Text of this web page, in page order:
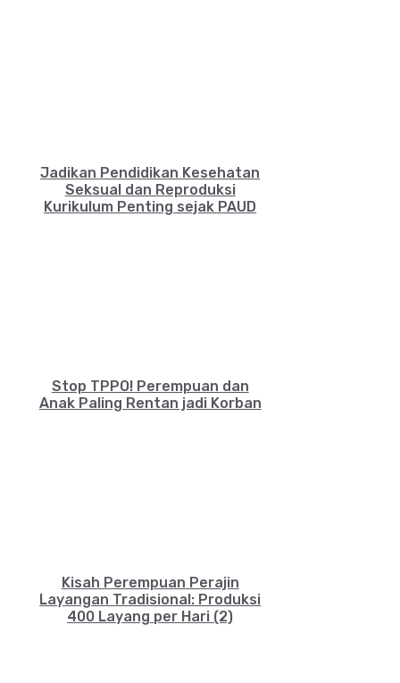
Jadikan Pendidikan Kesehatan
Seksual dan Reproduksi
Kurikulum Penting sejak PAUD
Stop TPPO! Perempuan dan
Anak Paling Rentan jadi Korban
Kisah Perempuan Perajin
Layangan Tradisional: Produksi
400 Layang per Hari (2)